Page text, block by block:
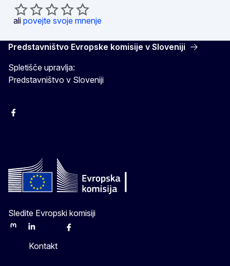
ali povejte svoje mnenje
Predstavništvo Evropske komisije v Sloveniji
Spletišče upravlja:
Predstavništvo v Sloveniji
Facebook
Sledite Evropski komisiji
MastodonLinkedInBlueskyFacebook
Kontakt